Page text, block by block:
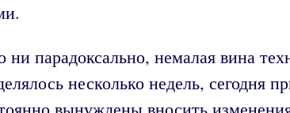
парадоксально, немалая вина
несколько недель, сегодня
вынуждены вносить